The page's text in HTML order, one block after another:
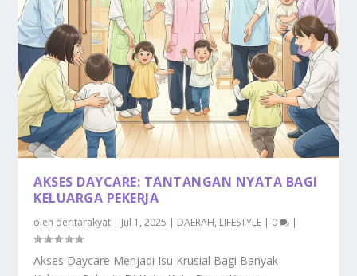
AKSES DAYCARE: TANTANGAN NYATA BAGI
KELUARGA PEKERJA
oleh beritarakyat | Jul 1, 2025 | DAERAH, LIFESTYLE | 0 |
Akses Daycare Menjadi Isu Krusial Bagi Banyak